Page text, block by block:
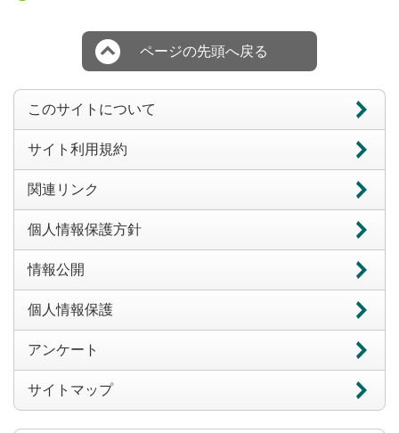
ページの先頭へ戻る
このサイトについて
サイト利用規約
関連リンク
個人情報保護方針
情報公開
個人情報保護
アンケート
サイトマップ